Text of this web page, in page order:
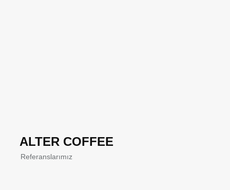
ALTER COFFEE
Referanslarımız